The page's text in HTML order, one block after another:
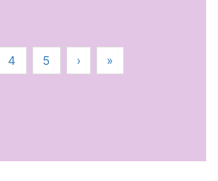
4 5 › »